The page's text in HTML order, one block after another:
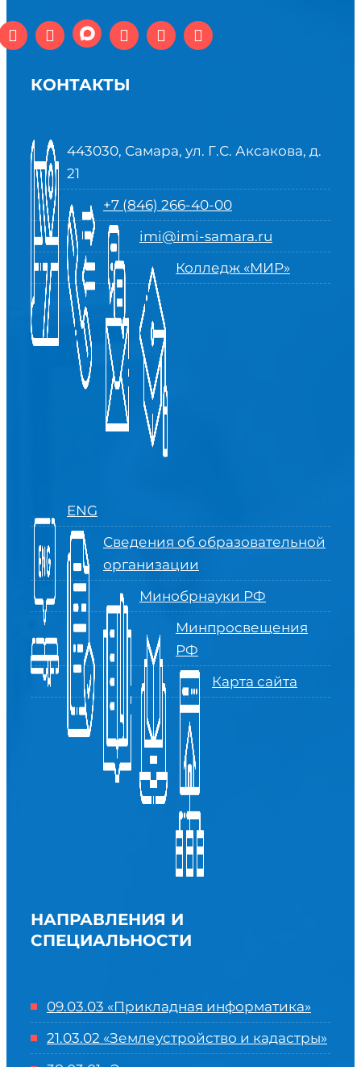
КОНТАКТЫ
443030, Самара, ул. Г.С. Аксакова, д.
21
+7 (846) 266-40-00
imi@imi-samara.ru
Колледж «МИР»
ENG
Сведения об образовательной
организации
Минобрнауки РФ
Минпросвещения
РФ
Карта сайта
НАПРАВЛЕНИЯ И
СПЕЦИАЛЬНОСТИ
09.03.03 «Прикладная информатика»
21.03.02 «Землеустройство и кадастры»